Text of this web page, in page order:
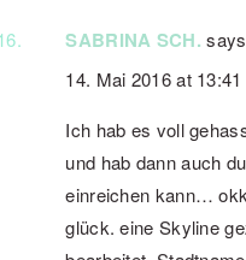
SABRINA SCH. says
14. Mai 2016 at 13:41
Ich hab es voll
und hab dann auch
einreichen kann…
glück. eine Skyline